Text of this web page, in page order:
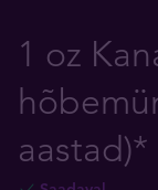
1 oz
aastad)*